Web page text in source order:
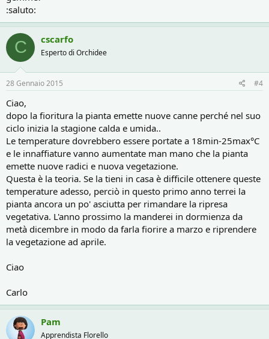
:saluto:
C cscarfo
Esperto di Orchidee
28 Gennaio 2015 #4
Ciao,
dopo la fioritura la pianta emette nuove canne perché nel suo
ciclo inizia la stagione calda e umida..
Le temperature dovrebbero essere portate a 18min-25max°C
e le innaffiature vanno aumentate man mano che la pianta
emette nuove radici e nuova vegetazione.
Questa è la teoria. Se la tieni in casa è difficile ottenere queste
temperature adesso, perciò in questo primo anno terrei la
pianta ancora un po' asciutta per rimandare la ripresa
vegetativa. L'anno prossimo la manderei in dormienza da
metà dicembre in modo da farla fiorire a marzo e riprendere
la vegetazione ad aprile.
Ciao
Carlo
Pam
Apprendista Florello